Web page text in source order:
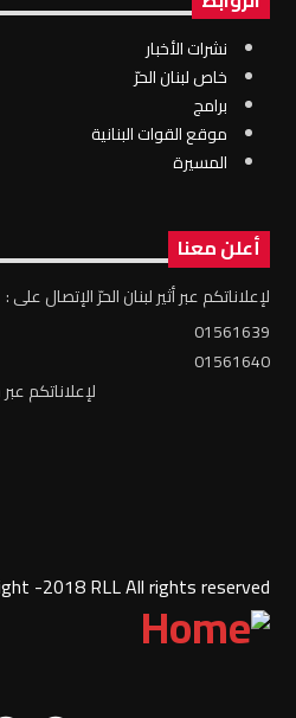
نشرات الأخبار
خاص لبنان الحرّ
برامج
موقع القوات البنانية
المسيرة
أعلن معنا
لإعلاناتكم عبر أثير لبنان الحرّ الإتصال على :
01561639
01561640
لإعلاناتكم عبر
-2018 RLL All rights reserved